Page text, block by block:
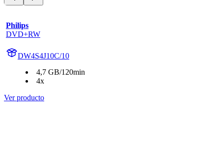
Philips
DVD+RW
DW4S4J10C/10
4,7 GB/120min
4x
Ver producto